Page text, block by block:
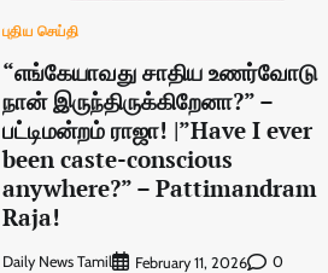
புதிய செய்தி
“எங்கேயாவது சாதிய உணர்வோடு
நான் இருந்திருக்கிறேனா?” –
பட்டிமன்றம் ராஜா! |”Have I ever
been caste-conscious
anywhere?” – Pattimandram
Raja!
Daily News Tamil February 11, 2026 0